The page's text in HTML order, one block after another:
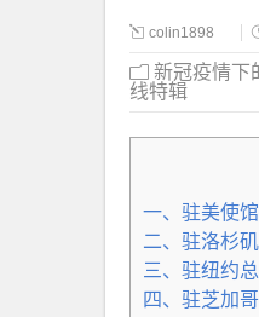
colin1898
新冠疫情下
线特辑
一、驻美使
二、驻洛杉
三、驻纽约
四、驻芝加